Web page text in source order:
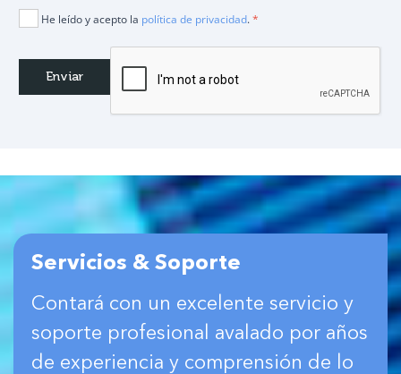
He leído y acepto la política de privacidad.*
Servicios & Soporte
Contará con un excelente servicio y
soporte profesional avalado por años
de experiencia y comprensión de lo